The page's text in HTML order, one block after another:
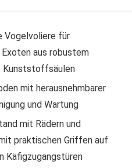
Vogelvoliere für
aus robustem
mit herausnehmbarer
und Wartung
mit Rädern und
praktischen Griffen auf
Käfigzugangstüren